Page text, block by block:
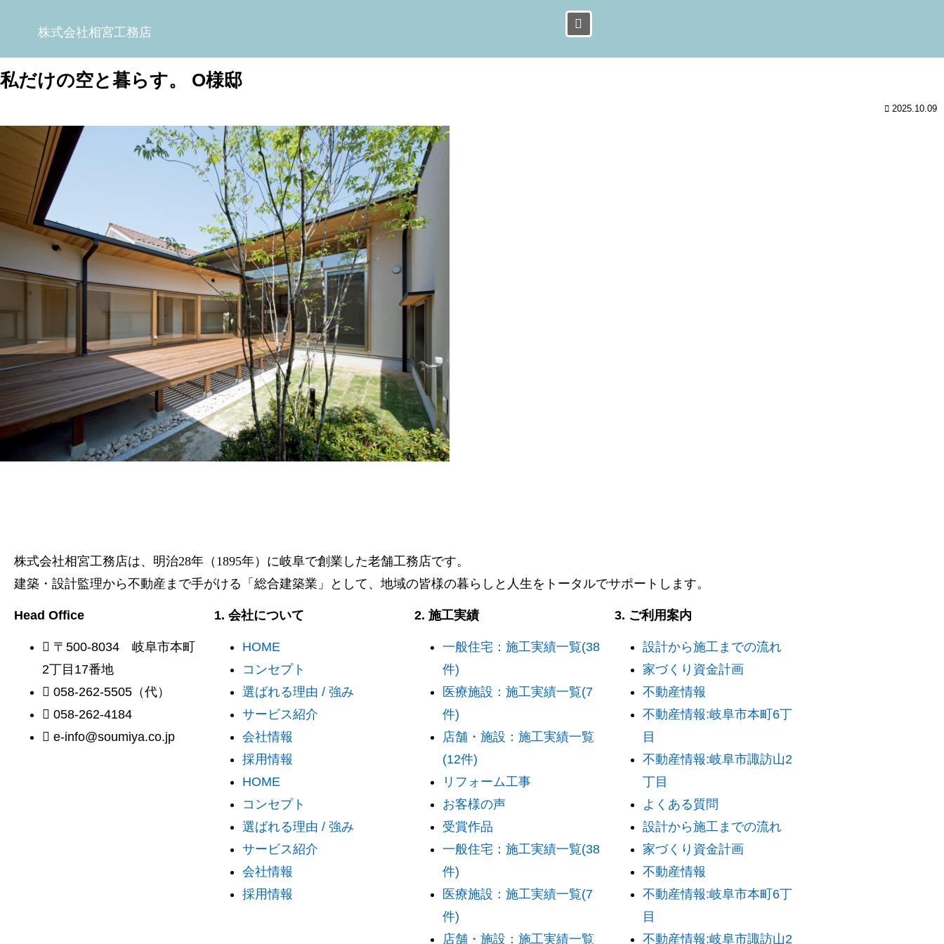
株式会社相宮工務店
私だけの空と暮らす。 O様邸
2025.10.09
株式会社相宮工務店は、 明治28年（1895年）に岐阜で創業した老舗工務店です。
建築・設計監理から不動産まで手がける「総合建築業」として、地域の皆様の暮らしと人生をトータルでサポートします。
Head Office
〒500-8034 岐阜市本町
2丁目17番地
058-262-5505（代）
058-262-4184
e-info@soumiya.co.jp
1. 会社について
HOME
コンセプト
選ばれる理由 / 強み
サービス紹介
会社情報
採用情報
HOME
コンセプト
選ばれる理由 / 強み
サービス紹介
会社情報
採用情報
2. 施工実績
一般住宅：施工実績一覧(38
件)
医療施設：施工実績一覧(7
件)
店舗・施設：施工実績一覧
(12件)
リフォーム工事
お客様の声
受賞作品
一般住宅：施工実績一覧(38
件)
医療施設：施工実績一覧(7
件)
店舗・施設：施工実績一覧
3. ご利用案内
設計から施工までの流れ
家づくり資金計画
不動産情報
不動産情報:岐阜市本町6丁
目
不動産情報:岐阜市諏訪山2
丁目
よくある質問
設計から施工までの流れ
家づくり資金計画
不動産情報
不動産情報:岐阜市本町6丁
目
不動産情報:岐阜市諏訪山2